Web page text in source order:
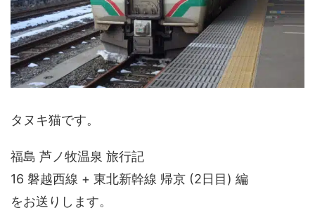
タヌキ猫です。
福島 芦ノ牧温泉 旅行記
16 磐越西線 + 東北新幹線 帰京 (2日目) 編
をお送りします。